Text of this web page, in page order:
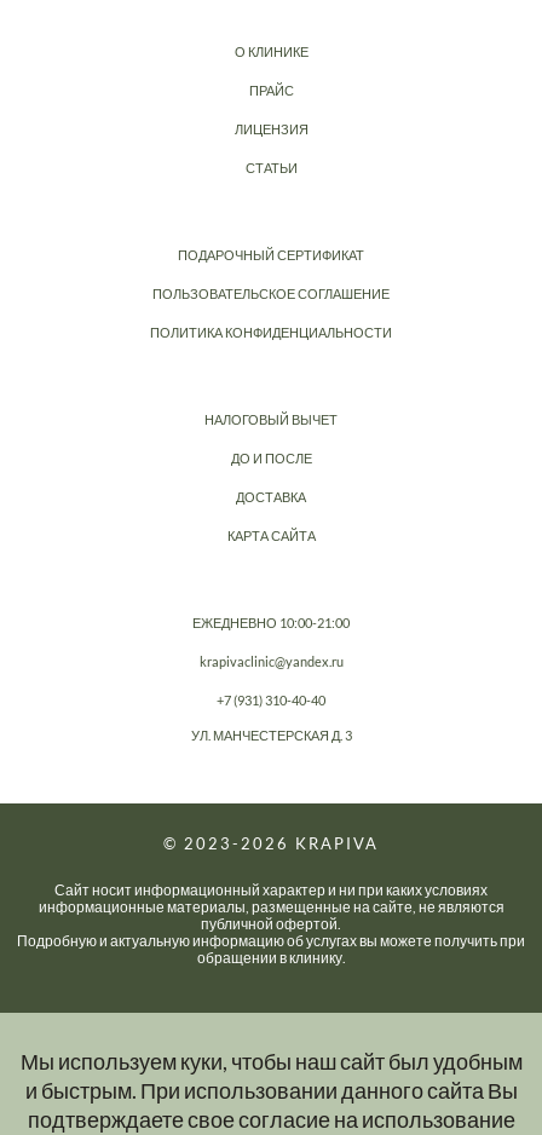
Мы используем куки, чтобы наш сайт был удобным
и быстрым. При использовании данного сайта Вы
подтверждаете свое согласие на использование
О КЛИНИКЕ
ПРАЙС
ЛИЦЕНЗИЯ
СТАТЬИ
ПОДАРОЧНЫЙ СЕРТИФИКАТ
ПОЛЬЗОВАТЕЛЬСКОЕ СОГЛАШЕНИЕ
ПОЛИТИКА КОНФИДЕНЦИАЛЬНОСТИ
НАЛОГОВЫЙ ВЫЧЕТ
ДО И ПОСЛЕ
ДОСТАВКА
КАРТА САЙТА
ЕЖЕДНЕВНО 10:00-21:00
krapivaclinic@yandex.ru
+7 (931) 310-40-40
УЛ. МАНЧЕСТЕРСКАЯ Д. 3
© 2023-2026 KRAPIVA
Сайт носит информационный характер и ни при каких условиях
информационные материалы, размещенные на сайте, не являются
публичной офертой.
Подробную и актуальную информацию об услугах вы можете получить при
обращении в клинику.